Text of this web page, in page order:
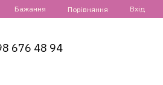
Бажання Порівняння Вхід
676 48 94